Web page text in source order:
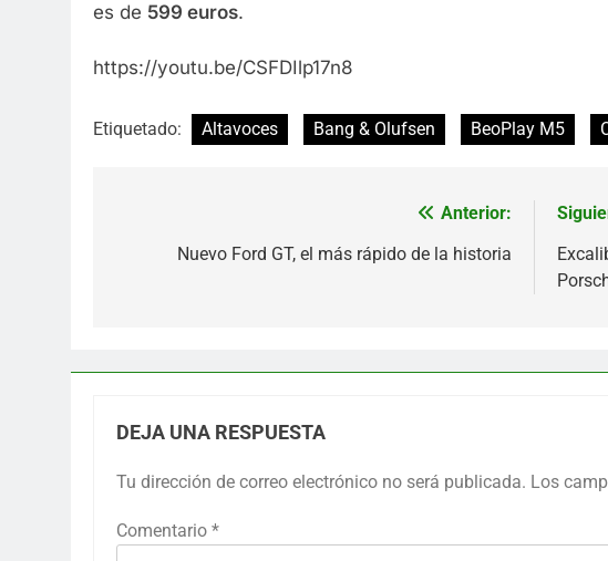
es de 599 euros.
https://youtu.be/CSFDIlp17n8
Etiquetado: Altavoces Bang & Olufsen BeoPlay M5
Anterior:
Nuevo Ford GT, el más rápido de la historia
DEJA UNA RESPUESTA
Tu dirección de correo electrónico no será publicada. Los
Comentario *